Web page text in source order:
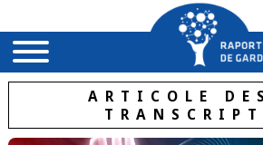
ARTICOLE